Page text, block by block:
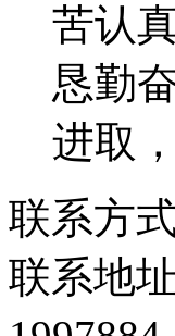
苦认
恳勤
进取
联系方
联系地